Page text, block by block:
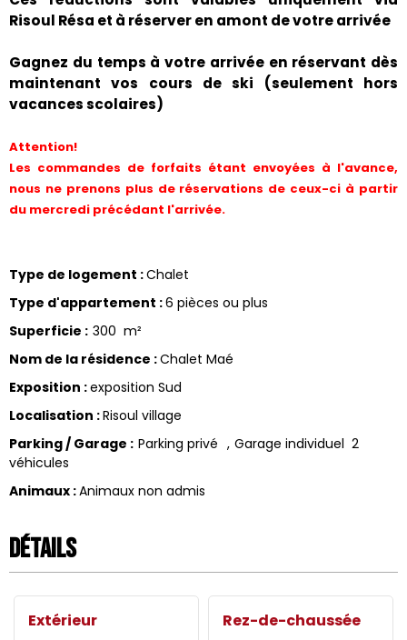
Risoul Résa et à réserver en amont de votre arrivée
Gagnez du temps à votre arrivée en réservant dès
maintenant vos cours de ski (seulement hors
vacances scolaires)
Attention!
Les commandes de forfaits étant envoyées à l'avance,
nous ne prenons plus de réservations de ceux-ci à partir
du mercredi précédant l'arrivée.
Type de logement :Chalet
Type d'appartement :6 pièces ou plus
Superficie : 300 m²
Nom de la résidence :Chalet Maé
Exposition :exposition Sud
Localisation :Risoul village
Parking / Garage : Parking privé Garage individuel 2
véhicules
Animaux :Animaux non admis
Détails
Extérieur Rez-de-chaussée